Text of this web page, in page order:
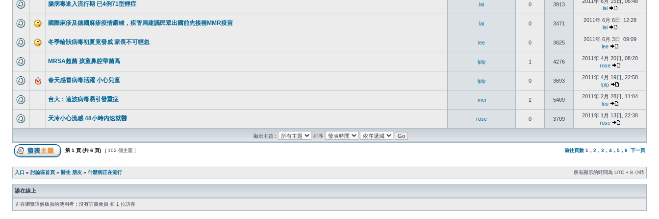
腸病毒進入流行期 已4例71型輕症 lai 0 3913
lai
國際麻疹及德國麻疹疫情嚴峻，疾管局建議民眾出國前先接種MMR疫苗 lai 0 3471
2011年 6月 6日, 12:28
lai
冬季輪狀病毒初夏竟發威 家長不可輕忽 lee 0 3625
2011年 6月 3日, 09:09
lee
MRSA超菌 孩童鼻腔帶菌高 lplp 1 4276
2011年 4月 20日, 08:20
rose
春天感冒病毒活躍 小心兒童 lplp 0 3693
2011年 4月 19日, 22:58
lplp
台大：這波病毒易引發重症 mei 2 5409
2011年 2月 28日, 11:04
lou
天冷小心流感 48小時內速就醫 rose 0 3709
2011年 1月 13日, 22:38
rose
顯示主題 : 排序
第 1 頁 (共 6 頁) [ 102 個主題 ] 前往頁數 1 ， 2 ， 3 ， 4 ， 5 ， 6 下一頁
入口 » 討論區首頁 » 醫生 朋友 » 什麼病正在流行 所有顯示的時間為 UTC + 8 小時
誰在線上
正在瀏覽這個版面的使用者：沒有註冊會員 和 1 位訪客